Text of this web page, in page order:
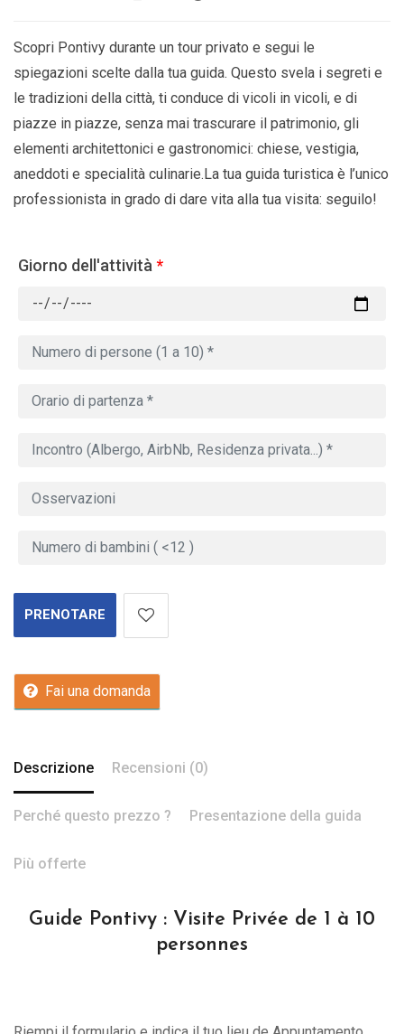
Scopri Pontivy durante un tour privato e segui le
spiegazioni scelte dalla tua guida. Questo svela i segreti e
le tradizioni della città, ti conduce di vicoli in vicoli, e di
piazze in piazze, senza mai trascurare il patrimonio, gli
elementi architettonici e gastronomici: chiese, vestigia,
aneddoti e specialità culinarie.La tua guida turistica è l’unico
professionista in grado di dare vita alla tua visita: seguilo!
Giorno dell'attività *
PRENOTARE
Fai una domanda
Descrizione Recensioni (0)
Perché questo prezzo ? Presentazione della guida
Più offerte
Guide Pontivy : Visite Privée de 1 à 10
personnes